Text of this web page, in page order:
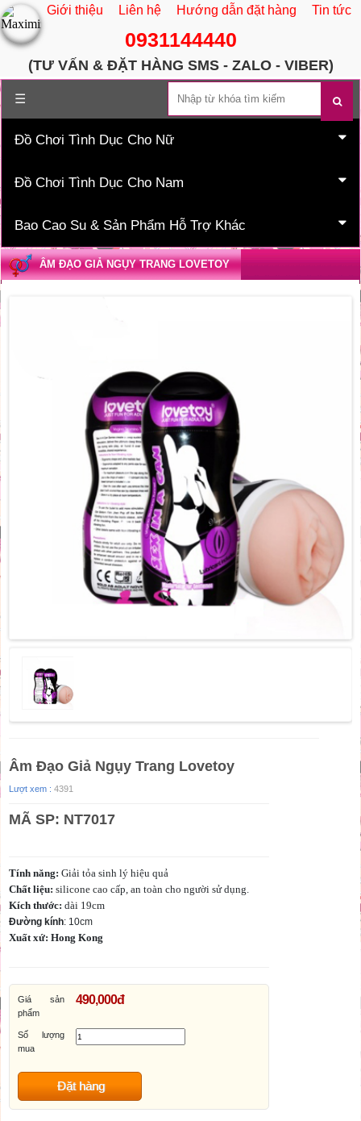
Giới thiệu Liên hệ Hướng dẫn đặt hàng Tin tức
0931144440
(TƯ VẤN & ĐẶT HÀNG SMS - ZALO - VIBER)
☰
Trang chủ
Đồ Chơi Tình Dục Cho Nữ
Đồ Chơi Tình Dục Cho Nam
Bao Cao Su & Sản Phẩm Hỗ Trợ Khác
ÂM ĐẠO GIẢ NGỤY TRANG LOVETOY
Âm Đạo Giả Ngụy Trang Lovetoy
Lượt xem : 4391
MÃ SP: NT7017
Tính năng: Giải tỏa sinh lý hiệu quả
Chất liệu: silicone cao cấp, an toàn cho người sử dụng.
Kích thước: dài 19cm
Đường kính: 10cm
Xuất xứ: Hong Kong
Giá sản
phẩm
490,000đ
Số lượng
mua
Đặt hàng